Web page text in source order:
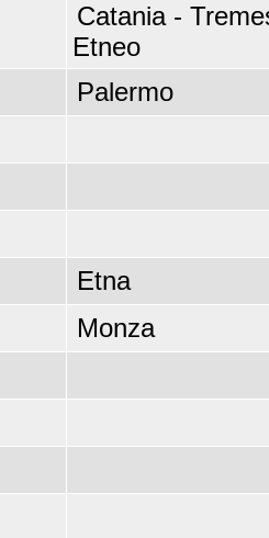
Catania -
Etneo
Palermo
Etna
Monza